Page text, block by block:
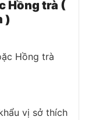
Hồng trà (
)
Hồng trà
vị sở thích